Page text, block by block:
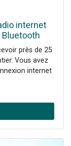
internet
Bluetooth
près de 25
Vous avez
internet
radio
ou via
de
être